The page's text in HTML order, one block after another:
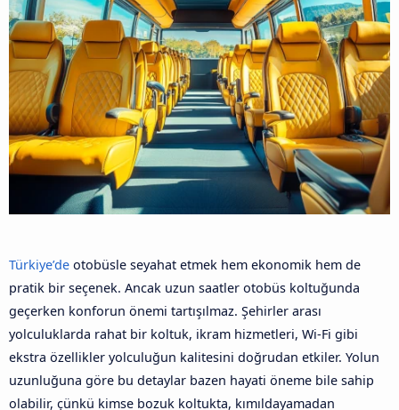
Türkiye’de otobüsle seyahat etmek hem ekonomik hem de
pratik bir seçenek. Ancak uzun saatler otobüs koltuğunda
geçerken konforun önemi tartışılmaz. Şehirler arası
yolculuklarda rahat bir koltuk, ikram hizmetleri, Wi-Fi gibi
ekstra özellikler yolculuğun kalitesini doğrudan etkiler. Yolun
uzunluğuna göre bu detaylar bazen hayati öneme bile sahip
olabilir, çünkü kimse bozuk koltukta, kımıldayamadan